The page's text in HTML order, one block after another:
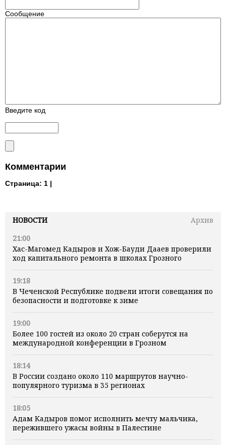
НОВОСТИ
Архив
21:00
Хас-Магомед Кадыров и Хож-Бауди Дааев проверили
ход капитального ремонта в школах Грозного
19:18
В Чеченской Республике подвели итоги совещания по
безопасности и подготовке к зиме
19:00
Более 100 гостей из около 20 стран соберутся на
международной конференции в Грозном
18:14
В России создано около 110 маршрутов научно-
популярного туризма в 35 регионах
18:05
Адам Кадыров помог исполнить мечту мальчика,
пережившего ужасы войны в Палестине
Сообщение
Введите код
Комментарии
Страница: 1 |